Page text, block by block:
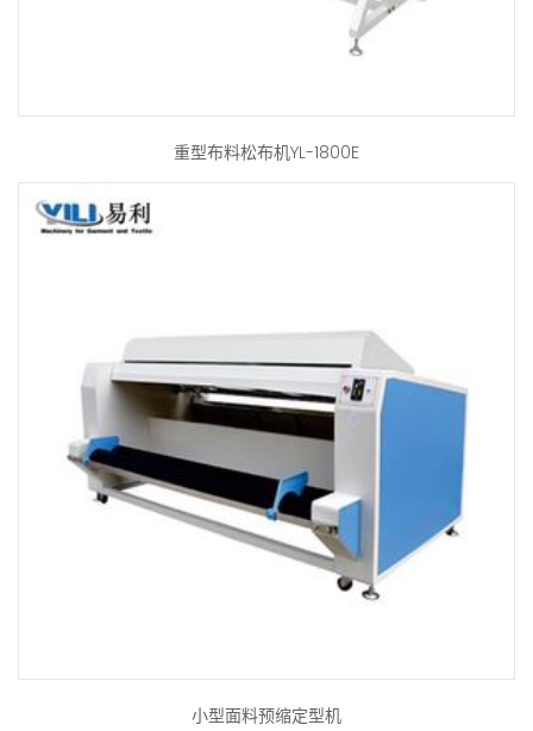
重型布料松布机YL-1800E
小型面料预缩定型机